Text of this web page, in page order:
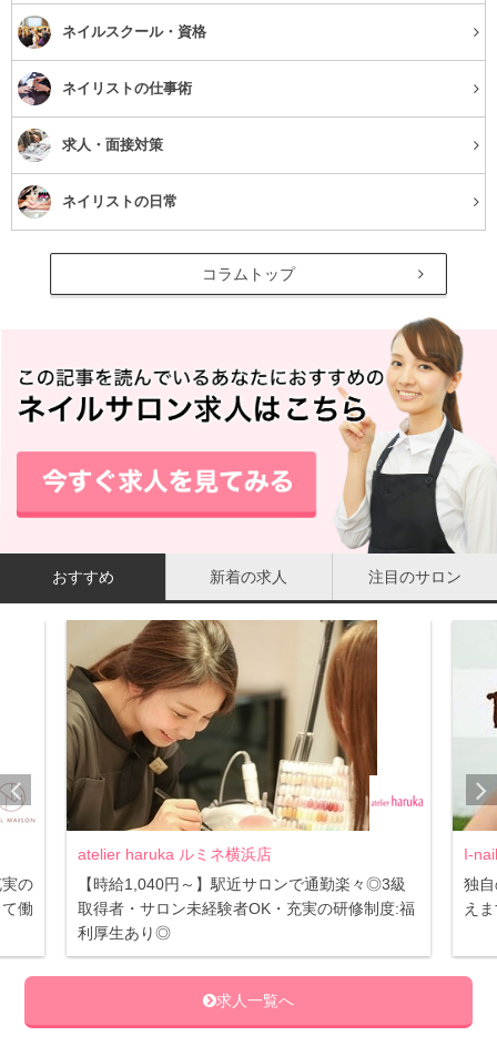
ネイルスクール・資格
ネイリストの仕事術
求人・面接対策
ネイリストの日常
コラムトップ
おすすめ 新着の求人 注目のサロン
の
働
atelier haruka ルミネ横浜店
【時給1,040円～】駅近サロンで通勤楽々◎3級
取得者・サロン未経験者OK・充実の研修制度:福
利厚生あり◎
I-
独
え
求人一覧へ